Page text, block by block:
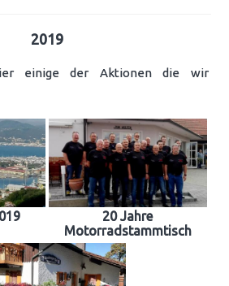
2019
einige der Aktionen die wir
20 Jahre
Motorradstammtisch